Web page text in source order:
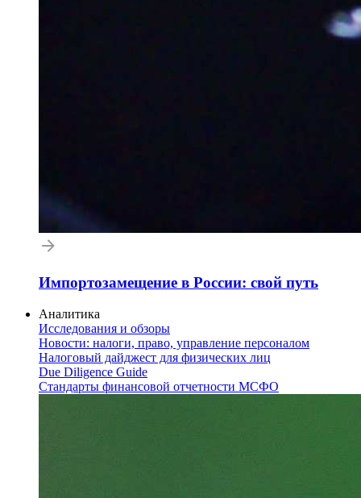
Импортозамещение в России: свой путь
Аналитика
Исследования и обзоры
Новости: налоги, право, управление персоналом
Налоговый дайджест для физических лиц
Due Diligence Guide
Стандарты финансовой отчетности МСФО